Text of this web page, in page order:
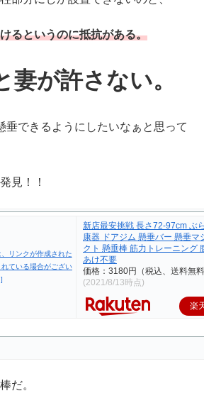
るというのに抵抗がある。
妻が許さない。
垂できるようにしたいなぁと思って
見！！
新店最安挑戦 長さ72-97cm ぶ
康器 ドアジム 懸垂バー 懸垂マ
クト 懸垂棒 筋力トレーニング
あけ不要
価格：3180円（税込、送料無
(2021/8/13時点)
楽
だ。